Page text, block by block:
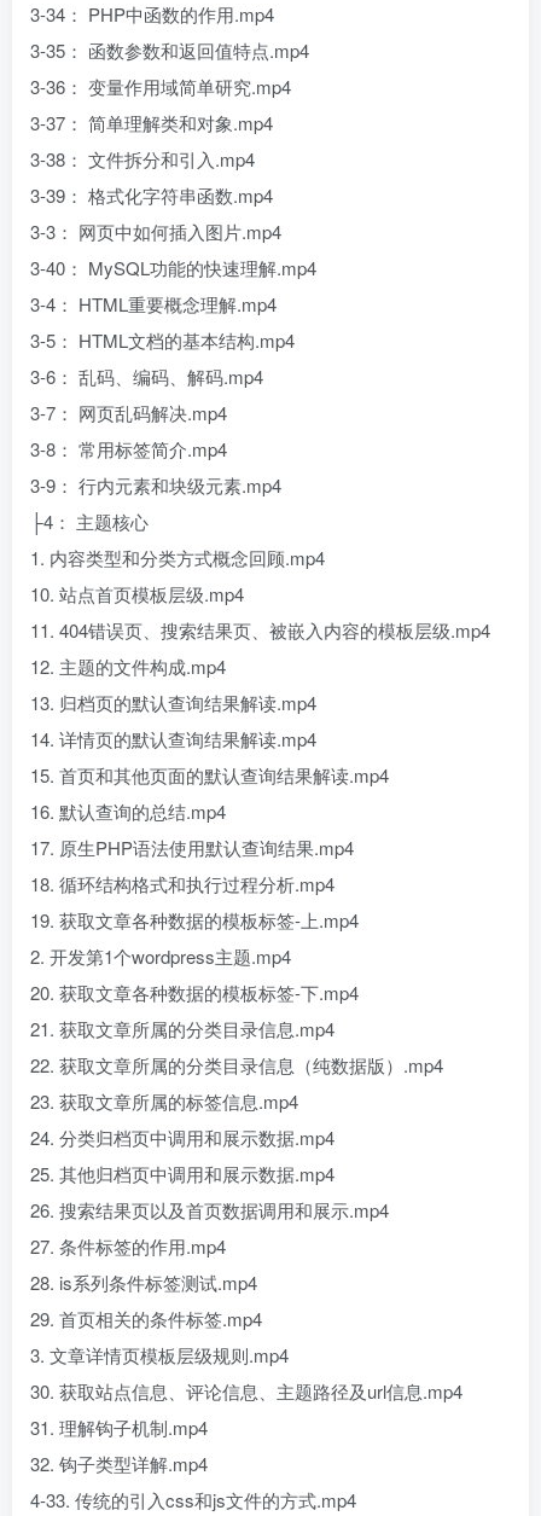
3-34： PHP中函数的作用.mp4
3-35： 函数参数和返回值特点.mp4
3-36： 变量作用域简单研究.mp4
3-37： 简单理解类和对象.mp4
3-38： 文件拆分和引入.mp4
3-39： 格式化字符串函数.mp4
3-3： 网页中如何插入图片.mp4
3-40： MySQL功能的快速理解.mp4
3-4： HTML重要概念理解.mp4
3-5： HTML文档的基本结构.mp4
3-6： 乱码、编码、解码.mp4
3-7： 网页乱码解决.mp4
3-8： 常用标签简介.mp4
3-9： 行内元素和块级元素.mp4
├4： 主题核心
1. 内容类型和分类方式概念回顾.mp4
10. 站点首页模板层级.mp4
11. 404错误页、搜索结果页、被嵌入内容的模板层级.mp4
12. 主题的文件构成.mp4
13. 归档页的默认查询结果解读.mp4
14. 详情页的默认查询结果解读.mp4
15. 首页和其他页面的默认查询结果解读.mp4
16. 默认查询的总结.mp4
17. 原生PHP语法使用默认查询结果.mp4
18. 循环结构格式和执行过程分析.mp4
19. 获取文章各种数据的模板标签-上.mp4
2. 开发第1个wordpress主题.mp4
20. 获取文章各种数据的模板标签-下.mp4
21. 获取文章所属的分类目录信息.mp4
22. 获取文章所属的分类目录信息（纯数据版）.mp4
23. 获取文章所属的标签信息.mp4
24. 分类归档页中调用和展示数据.mp4
25. 其他归档页中调用和展示数据.mp4
26. 搜索结果页以及首页数据调用和展示.mp4
27. 条件标签的作用.mp4
28. is系列条件标签测试.mp4
29. 首页相关的条件标签.mp4
3. 文章详情页模板层级规则.mp4
30. 获取站点信息、评论信息、主题路径及url信息.mp4
31. 理解钩子机制.mp4
32. 钩子类型详解.mp4
4-33. 传统的引入css和js文件的方式.mp4